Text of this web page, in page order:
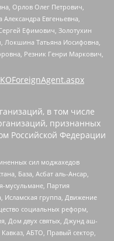
Орлов Олег Петрович,
Евгеньевна,
Ефимович, Золотухин
Локшина Татьяна Иосифовна,
Резник Генри Маркович,
в том числе
признанных
Российской Федерации
сил моджахедов
База, Асбат аль-Ансар,
мусульмане, Партия
Исламская группа, Движение
социальных реформ,
Дом двух святых, Джунд аш-
АБТО, Правый сектор,